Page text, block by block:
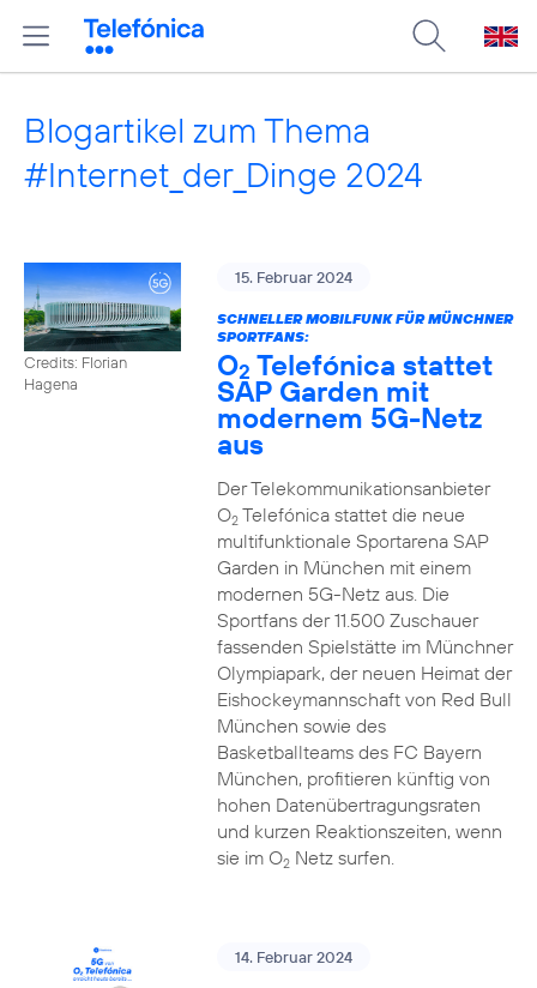
Blogartikel zum Thema
#Internet_der_Dinge 2024
Credits: Florian
Hagena
15. Februar 2024
SCHNELLER MOBILFUNK FÜR MÜNCHNER
SPORTFANS:
O2 Telefónica stattet
SAP Garden mit
modernem 5G-Netz
aus
Der Telekommunikationsanbieter
O2Telefónica stattet die neue
multifunktionale Sportarena SAP
Garden in München mit einem
modernen 5G-Netz aus. Die
Sportfans der 11.500 Zuschauer
fassenden Spielstätte im Münchner
Olympiapark, der neuen Heimat der
Eishockeymannschaft von Red Bull
München sowie des
Basketballteams des FC Bayern
München, profitieren künftig von
hohen Datenübertragungsraten
und kurzen Reaktionszeiten, wenn
sie im O2Netz surfen.
14. Februar 2024